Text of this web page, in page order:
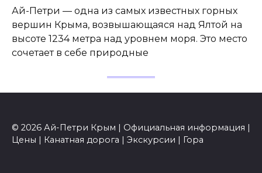
Ай-Петри — одна из самых известных горных
вершин Крыма, возвышающаяся над Ялтой на
высоте 1234 метра над уровнем моря. Это место
сочетает в себе природные
© 2026 Ай-Петри Крым | Официальная информация |
Цены | Канатная дорога | Экскурсии | Гора